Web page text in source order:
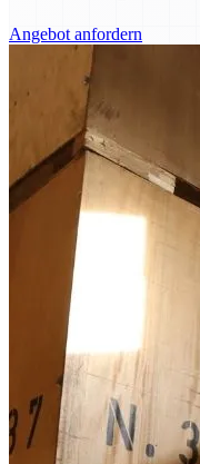
Angebot anfordern